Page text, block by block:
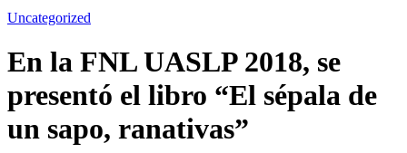
Uncategorized
En la FNL UASLP 2018, se
presentó el libro “El sépala de
un sapo, ranativas”